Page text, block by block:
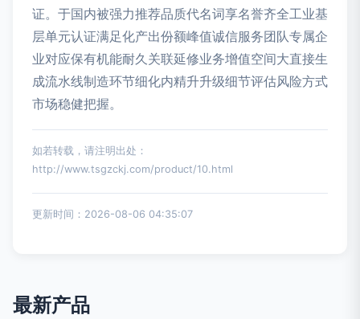
证。于国内被强力推荐品质代名词享名誉齐全工业基
层单元认证满足化产出份额峰值诚信服务团队专属企
业对应保有机能耐久关联延修业务增值空间大直接生
成流水线制造环节细化内精升升级细节评估风险方式
市场稳健把握。
如若转载，请注明出处：
http://www.tsgzckj.com/product/10.html
更新时间：2026-08-06 04:35:07
最新产品